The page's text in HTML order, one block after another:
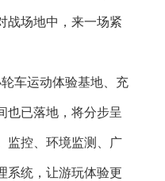
战场地中，来一场紧
车运动体验基地、充
也已落地，将分步呈
监控、环境监测、广
系统，让游玩体验更